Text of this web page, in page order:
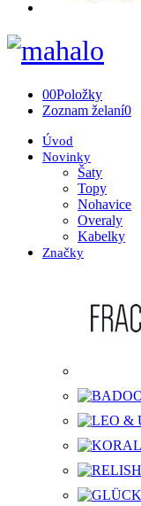
00Položky
Zoznam želaní0
Úvod
Novinky
Šaty
Topy
Nohavice
Overaly
Kabelky
Značky